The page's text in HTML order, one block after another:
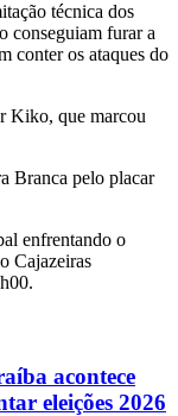
técnica dos
conseguiam furar a
conter os ataques do
Kiko, que marcou
Branca pelo placar
enfrentando o
Cajazeiras
acontece
eleições 2026